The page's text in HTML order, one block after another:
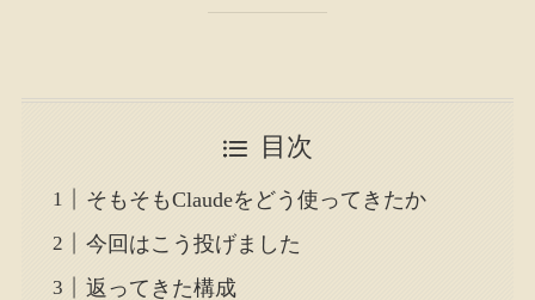
目次
そもそもClaudeをどう使ってきたか
今回はこう投げました
返ってきた構成